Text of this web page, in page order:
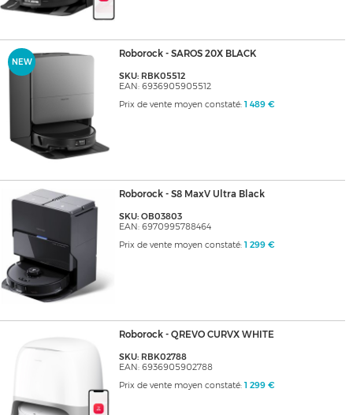
NEW
Roborock - SAROS 20X BLACK
SKU: RBK05512
EAN: 6936905905512
Prix de vente moyen constaté: 1 489 €
Roborock - S8 MaxV Ultra Black
SKU: OB03803
EAN: 6970995788464
Prix de vente moyen constaté: 1 299 €
Roborock - QREVO CURVX WHITE
SKU: RBK02788
EAN: 6936905902788
Prix de vente moyen constaté: 1 299 €